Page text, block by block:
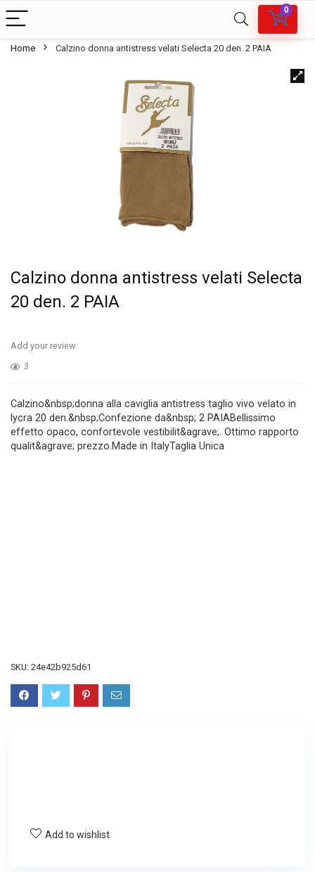
0
Home Calzino donna antistress velati Selecta 20 den. 2 PAIA
Calzino donna antistress velati Selecta
20 den. 2 PAIA
Add your review
3
Calzino&nbsp;donna alla caviglia antistress taglio vivo velato in
lycra 20 den.&nbsp;Confezione da&nbsp; 2 PAIABellissimo
effetto opaco, confortevole vestibilit&agrave;. Ottimo rapporto
qualit&agrave; prezzo.Made in ItalyTaglia Unica
SKU: 24e42b925d61
Add to wishlist